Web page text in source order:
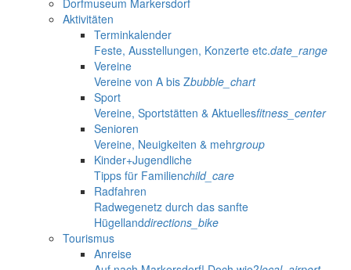
Dorfmuseum Markersdorf
Aktivitäten
Terminkalender
Feste, Ausstellungen, Konzerte etc.date_range
Vereine
Vereine von A bis Zbubble_chart
Sport
Vereine, Sportstätten & Aktuellesfitness_center
Senioren
Vereine, Neuigkeiten & mehrgroup
Kinder+Jugendliche
Tipps für Familienchild_care
Radfahren
Radwegenetz durch das sanfte
Hügellanddirections_bike
Tourismus
Anreise